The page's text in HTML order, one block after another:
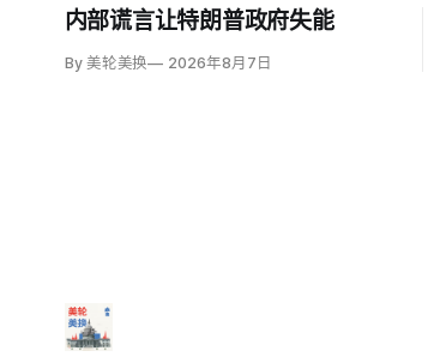
内部谎言让特朗普政府失能
By 美轮美换 2026年8月7日